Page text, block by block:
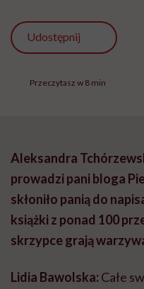
Udostępnij
Przeczytasz w 8 min
Aleksandra
prowadzi pani bloga
skłoniło panią do
książki z ponad 100
skrzypce grają
Lidia Bawolska: Całe